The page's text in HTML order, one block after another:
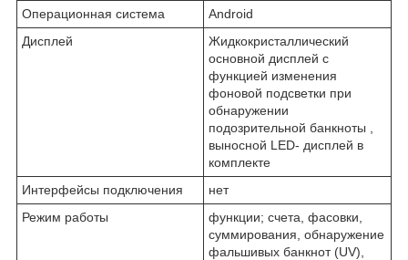
Операционная система
Android
Дисплей
Жидкокристаллический
основной дисплей с
функцией изменения
фоновой подсветки при
обнаружении
подозрительной банкноты ,
выносной LED- дисплей в
комплекте
Интерфейсы подключения
нет
Режим работы
функции; счета, фасовки,
суммирования, обнаружение
фальшивых банкнот (UV),